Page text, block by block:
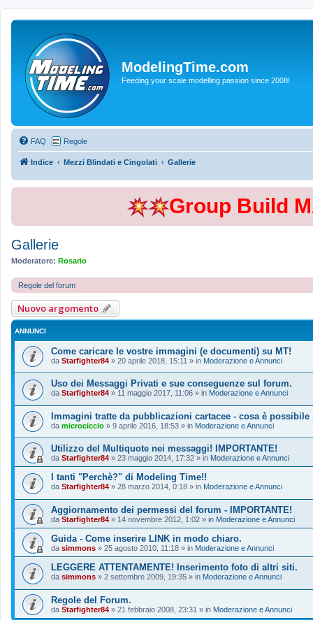
ModelingTime.com
Feeding your scale modelling passion since 2008!
FAQ Regole
Indice Mezzi Blindati e Cingolati Gallerie
Group Build
Gallerie
Moderatore: Rosario
Regole del forum
Nuovo argomento
ANNUNCI
Come caricare le vostre immagini (e documenti) su MT!
da Starfighter84 » 20 aprile 2018, 15:11 » in Moderazione e Annunci
Uso dei Messaggi Privati e sue conseguenze sul forum.
da Starfighter84 » 11 maggio 2017, 11:06 » in Moderazione e Annunci
Immagini tratte da pubblicazioni cartacee - cosa è possibile
da microciccio » 9 aprile 2016, 18:53 » in Moderazione e Annunci
Utilizzo del Multiquote nei messaggi! IMPORTANTE!
da Starfighter84 » 23 maggio 2014, 17:32 » in Moderazione e Annunci
I tanti "Perchè?" di Modeling Time!!
da Starfighter84 » 28 marzo 2014, 0:18 » in Moderazione e Annunci
Aggiornamento dei permessi del forum - IMPORTANTE!
da Starfighter84 » 14 novembre 2012, 1:02 » in Moderazione e Annunci
Guida - Come inserire LINK in modo chiaro.
da simmons » 25 agosto 2010, 11:18 » in Moderazione e Annunci
LEGGERE ATTENTAMENTE! Inserimento foto di altri siti.
da simmons » 2 settembre 2009, 19:35 » in Moderazione e Annunci
Regole del Forum.
da Starfighter84 » 21 febbraio 2008, 23:31 » in Moderazione e Annunci